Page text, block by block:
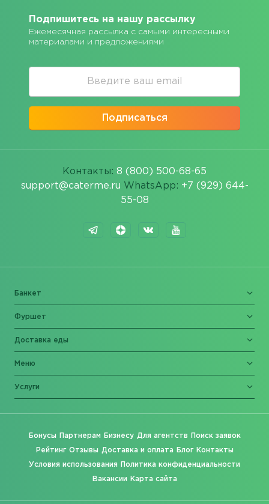
Подпишитесь на нашу рассылку
Ежемесячная рассылка с самыми интересными
материалами и предложениями
Подписаться
Контакты: 8 (800) 500-68-65
support@caterme.ru WhatsApp: +7 (929) 644-
55-08
Банкет
Фуршет
Доставка еды
Меню
Услуги
Бонусы Партнерам Бизнесу Для агентств Поиск заявок
Рейтинг Отзывы Доставка и оплата Блог Контакты
Условия использования Политика конфиденциальности
Вакансии Карта сайта